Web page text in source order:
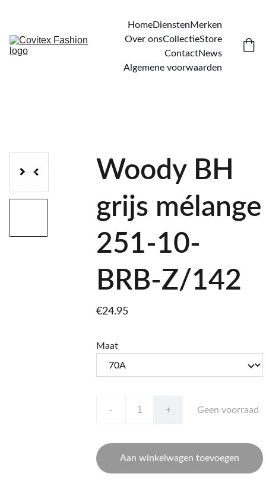
HomeDienstenMerken
Over onsCollectieStore
ContactNews
Algemene voorwaarden
Woody BH
grijs mélange
251-10-
BRB-Z/142
€24.95
Maat
- + Geen voorraad
Aan winkelwagen toevoegen